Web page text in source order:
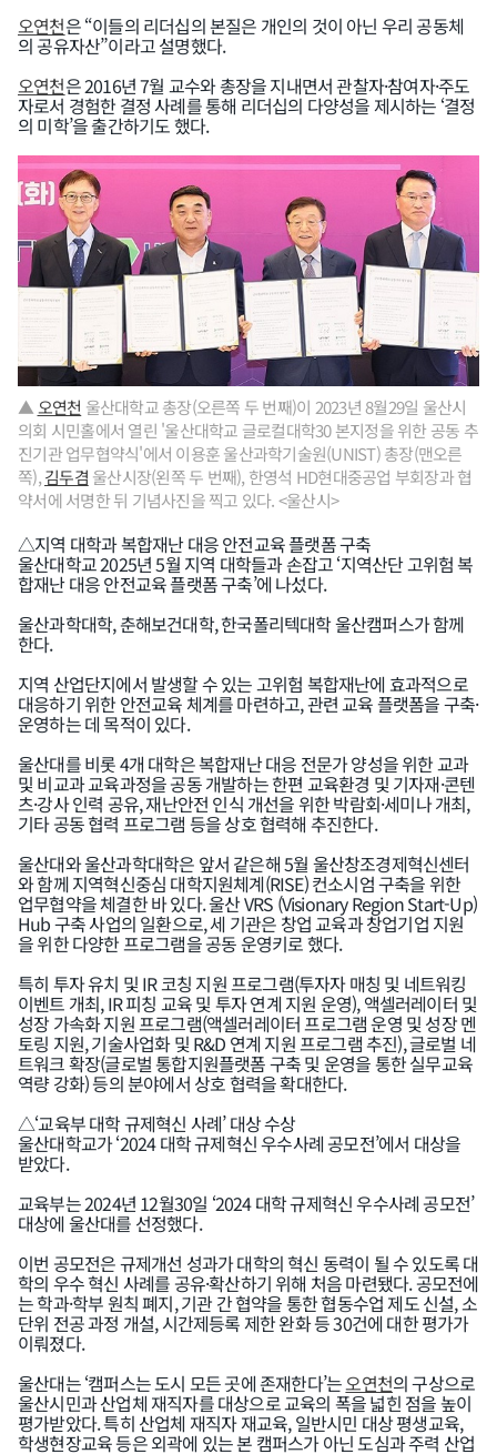
오연천은 “이들의 리더십의 본질은 개인의 것이 아닌 우리 공동체
의 공유자산”이라고 설명했다.
오연천은 2016년 7월 교수와 총장을 지내면서 관찰자·참여자·주도
자로서 경험한 결정 사례를 통해 리더십의 다양성을 제시하는 ‘결정
의 미학’을 출간하기도 했다.
▲오연천 울산대학교 총장(오른쪽 두 번째)이 2023년 8월29일 울산시
의회 시민홀에서 열린 '울산대학교 글로컬대학30 본지정을 위한 공동 추
진기관 업무협약식'에서 이용훈 울산과학기술원(UNIST) 총장(맨오른
쪽),김두겸 울산시장(왼쪽 두 번째), 한영석 HD현대중공업 부회장과 협
약서에 서명한 뒤 기념사진을 찍고 있다. <울산시>
△지역 대학과 복합재난 대응 안전교육 플랫폼 구축
울산대학교 2025년 5월 지역 대학들과 손잡고 ‘지역산단 고위험 복
합재난 대응 안전교육 플랫폼 구축’에 나섰다.
울산과학대학, 춘해보건대학, 한국폴리텍대학 울산캠퍼스가 함께
한다.
지역 산업단지에서 발생할 수 있는 고위험 복합재난에 효과적으로
대응하기 위한 안전교육 체계를 마련하고, 관련 교육 플랫폼을 구축·
운영하는 데 목적이 있다.
울산대를 비롯 4개 대학은 복합재난 대응 전문가 양성을 위한 교과
및 비교과 교육과정을 공동 개발하는 한편 교육환경 및 기자재·콘텐
츠·강사 인력 공유, 재난안전 인식 개선을 위한 박람회·세미나 개최,
기타 공동 협력 프로그램 등을 상호 협력해 추진한다.
울산대와 울산과학대학은 앞서 같은해 5월 울산창조경제혁신센터
와 함께 지역혁신중심 대학지원체계(RISE) 컨소시엄 구축을 위한
업무협약을 체결한 바 있다. 울산 VRS (Visionary Region Start-Up)
Hub 구축 사업의 일환으로, 세 기관은 창업 교육과 창업기업 지원
을 위한 다양한 프로그램을 공동 운영키로 했다.
특히 투자 유치 및 IR 코칭 지원 프로그램(투자자 매칭 및 네트워킹
이벤트 개최, IR 피칭 교육 및 투자 연계 지원 운영), 액셀러레이터 및
성장 가속화 지원 프로그램(액셀러레이터 프로그램 운영 및 성장 멘
토링 지원, 기술사업화 및 R&D 연계 지원 프로그램 추진), 글로벌 네
트워크 확장(글로벌 통합지원플랫폼 구축 및 운영을 통한 실무교육
역량 강화) 등의 분야에서 상호 협력을 확대한다.
△‘교육부 대학 규제혁신 사례’ 대상 수상
울산대학교가 ‘2024 대학 규제혁신 우수사례 공모전’에서 대상을
받았다.
교육부는 2024년 12월30일 ‘2024 대학 규제혁신 우수사례 공모전’
대상에 울산대를 선정했다.
이번 공모전은 규제개선 성과가 대학의 혁신 동력이 될 수 있도록 대
학의 우수 혁신 사례를 공유·확산하기 위해 처음 마련됐다. 공모전에
는 학과·학부 원칙 폐지, 기관 간 협약을 통한 협동수업 제도 신설, 소
단위 전공 과정 개설, 시간제등록 제한 완화 등 30건에 대한 평가가
이뤄졌다.
울산대는 ‘캠퍼스는 도시 모든 곳에 존재한다’는오연천의 구상으로
울산시민과 산업체 재직자를 대상으로 교육의 폭을 넓힌 점을 높이
평가받았다. 특히 산업체 재직자 재교육, 일반시민 대상 평생교육,
학생현장교육 등은 외곽에 있는 본 캠퍼스가 아닌 도심과 주력 산업